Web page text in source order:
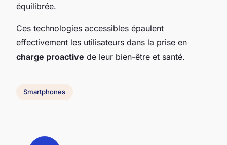
équilibrée.
Ces technologies accessibles épaulent
effectivement les utilisateurs dans la prise en
charge proactive de leur bien-être et santé.
Smartphones